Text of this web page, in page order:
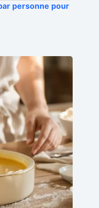
personne pour